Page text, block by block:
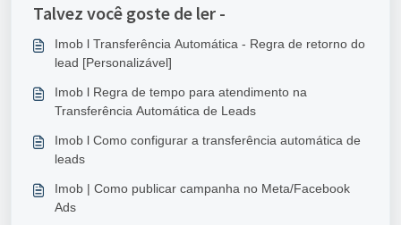
Talvez você goste de ler -
Imob l Transferência Automática - Regra de retorno do
lead [Personalizável]
Imob l Regra de tempo para atendimento na
Transferência Automática de Leads
Imob l Como configurar a transferência automática de
leads
Imob | Como publicar campanha no Meta/Facebook
Ads